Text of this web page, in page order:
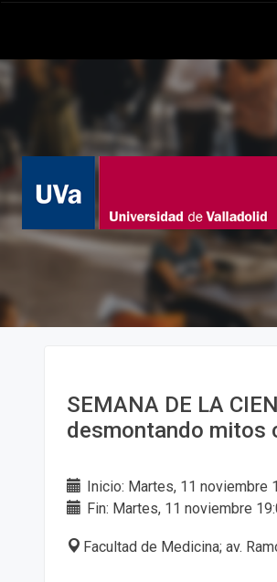
SEMANA DE LA
desmontando mitos
Inicio: Martes, 11 noviembre
Fin: Martes, 11 noviembre
Facultad de Medicina; av.